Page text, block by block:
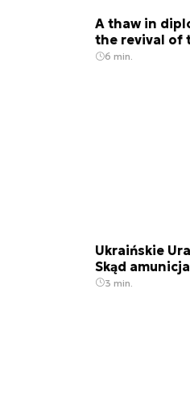
A thaw in
the revival of
6 min.
Ukraińskie
Skąd
3 min.